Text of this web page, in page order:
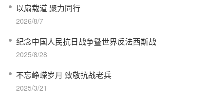
以扇载道 聚力同行
2026/8/7
纪念中国人民抗日战争暨世界反法西斯战
2025/8/28
不忘峥嵘岁月 致敬抗战老兵
2025/3/21